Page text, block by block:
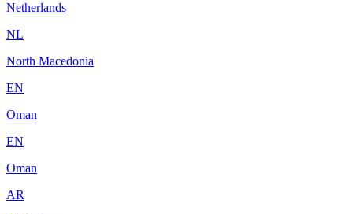
Netherlands
NL
North Macedonia
EN
Oman
EN
Oman
AR